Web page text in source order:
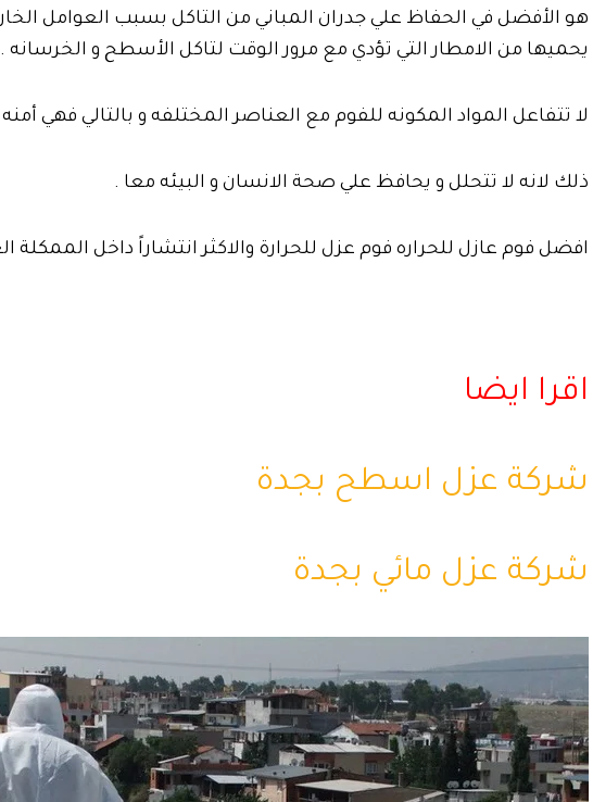
هو الأفضل في الحفاظ علي جدران المباني من التاكل بسبب العوامل
يحميها من الامطار التي تؤدي مع مرور الوقت لتاكل الأسطح و الخرسانه .
لا تتفاعل المواد المكونه للفوم مع العناصر المختلفه و بالتالي فهي
ذلك لانه لا تتحلل و يحافظ علي صحة الانسان و البيئه معا .
افضل فوم عازل للحراره فوم عزل للحرارة والاكثر انتشاراً داخل الممكلة
اقرا ايضا
شركة عزل اسطح بجدة
شركة عزل مائي بجدة